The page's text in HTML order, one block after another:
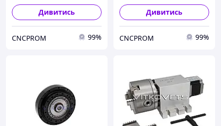
Дивитись
CNCPROM 99%
Дивитись
CNCPROM 99%